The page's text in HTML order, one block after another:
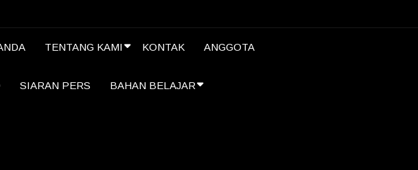
TENTANG KAMI KONTAK ANGGOTA
SIARAN PERS BAHAN BELAJAR